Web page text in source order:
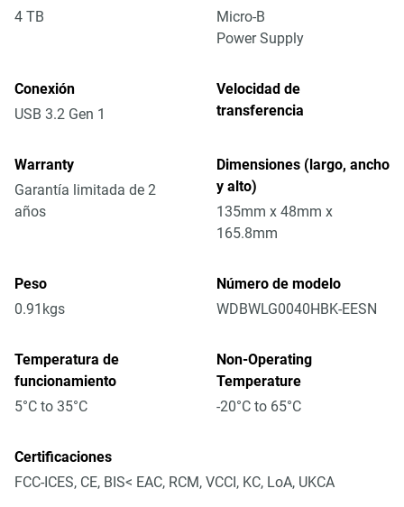
4 TB
Micro-B
Power Supply
Conexión
USB 3.2 Gen 1
Velocidad de
transferencia
Warranty
Garantía limitada de 2
años
Dimensiones (largo, ancho
y alto)
135mm x 48mm x
165.8mm
Peso
0.91kgs
Número de modelo
WDBWLG0040HBK-EESN
Temperatura de
funcionamiento
5°C to 35°C
Non-Operating
Temperature
-20°C to 65°C
Certificaciones
FCC-ICES, CE, BIS< EAC, RCM, VCCI, KC, LoA, UKCA